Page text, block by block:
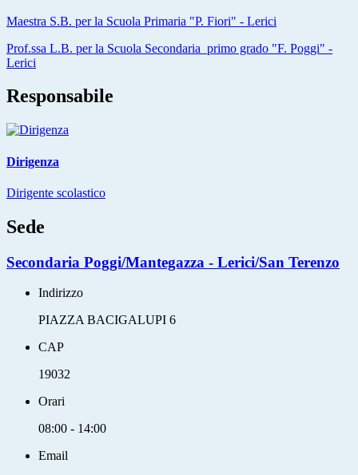
Maestra S.B. per la Scuola Primaria "P. Fiori" - Lerici
Prof.ssa L.B. per la Scuola Secondaria primo grado "F. Poggi" -
Lerici
Responsabile
Dirigenza
Dirigente scolastico
Sede
Secondaria Poggi/Mantegazza - Lerici/San Terenzo
Indirizzo
PIAZZA BACIGALUPI 6
CAP
19032
Orari
08:00 - 14:00
Email